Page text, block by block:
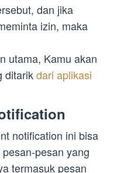
dan jika
izin, maka
utama, Kamu akan
ditarikdari aplikasi
notification ini bisa
pesan yang
termasuk pesan